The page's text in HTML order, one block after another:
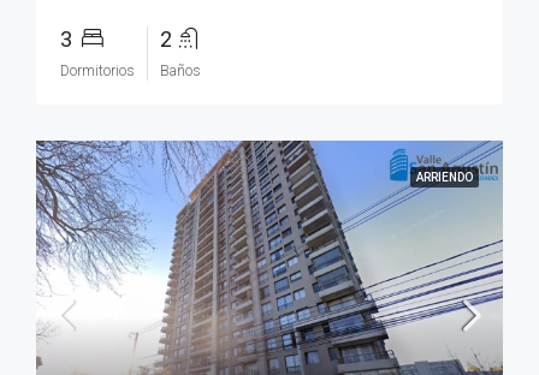
3
Dormitorios
2
Baños
ARRIENDO